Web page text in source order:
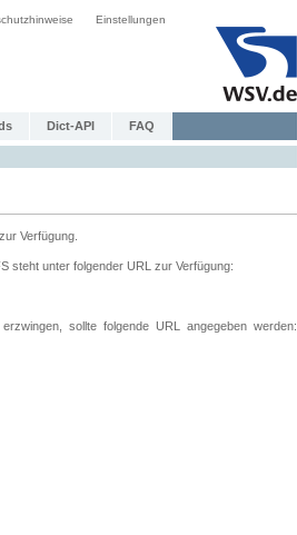
Einstellungen
Dict-API FAQ
Verfügung.
steht unter folgender URL zur Verfügung:
sollte folgende URL angegeben werden: